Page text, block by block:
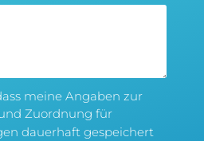
meine Angaben zur
Zuordnung für
dauerhaft gespeichert